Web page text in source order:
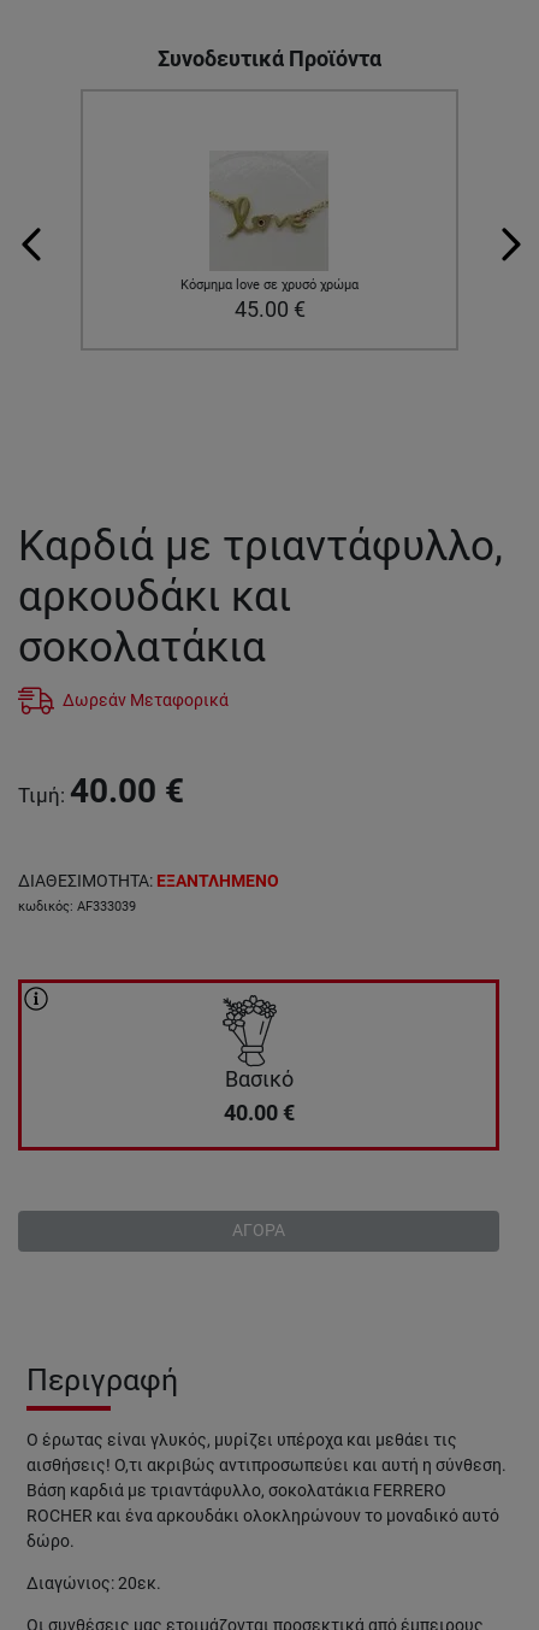
Συνοδευτικά Προϊόντα
Κόσμημα love σε χρυσό χρώμα
45.00 €
Καρδιά με τριαντάφυλλo,
αρκουδάκι και
σοκολατάκια
Δωρεάν Μεταφορικά
Τιμή: 40.00 €
ΔΙΑΘΕΣΙΜΟΤΗΤΑ: ΕΞΑΝΤΛΗΜΕΝΟ
κωδικός: AF333039
Βασικό
40.00 €
ΑΓΟΡΑ
Περιγραφή
Ο έρωτας είναι γλυκός, μυρίζει υπέροχα και μεθάει τις
αισθήσεις! Ο,τι ακριβώς αντιπροσωπεύει και αυτή η σύνθεση.
Βάση καρδιά με τριαντάφυλλο, σοκολατάκια FERRERO
ROCHER και ένα αρκουδάκι ολοκληρώνουν το μοναδικό αυτό
δώρο.
Διαγώνιος: 20εκ.
Οι συνθέσεις μας ετοιμάζονται προσεκτικά από έμπειρους